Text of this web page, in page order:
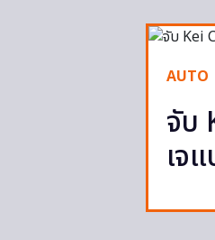
AUTO
จับ
เจ